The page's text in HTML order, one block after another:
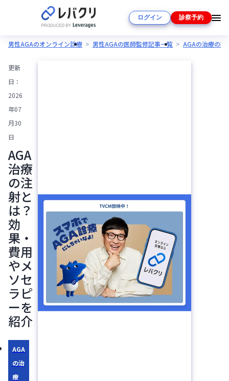
ログイン 診察予約
男性AGAのオンライン診療 男性AGAの医師監修記事一覧 AGAの治療の医
更新
日：
2026
年07
月30
日
AGA
治療
の注
射と
は？
効
果・
費用
やメ
ソセ
ラピ
ーを
紹介
AGA
の治
療